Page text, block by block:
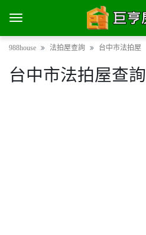
988house 法拍屋查詢 台中市法拍屋
台中市法拍屋查詢